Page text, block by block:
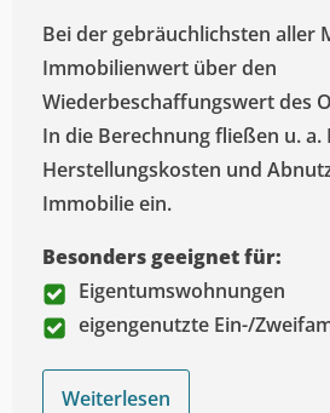
Bei der gebräuchlichsten aller
Immobilienwert über den
Wiederbeschaffungswert des
In die Berechnung fließen u.
Herstellungskosten und
Immobilie ein.
Besonders geeignet für:
Eigentumswohnungen
eigengenutzte Ein-/
Weiterlesen